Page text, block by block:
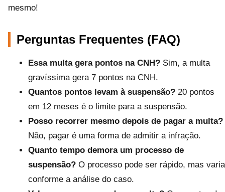
mesmo!
Perguntas Frequentes (FAQ)
Essa multa gera pontos na CNH? Sim, a multa
gravíssima gera 7 pontos na CNH.
Quantos pontos levam à suspensão? 20 pontos
em 12 meses é o limite para a suspensão.
Posso recorrer mesmo depois de pagar a multa?
Não, pagar é uma forma de admitir a infração.
Quanto tempo demora um processo de
suspensão? O processo pode ser rápido, mas varia
conforme a análise do caso.